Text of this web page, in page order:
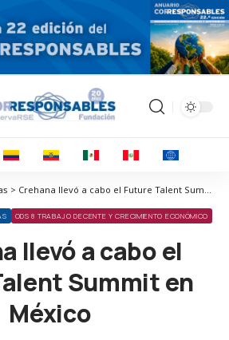
Corresponsables > Noticias > Crehana llevó a cabo el Future Talent Summit en México
ODS 8 TRABAJO DECENTE Y CRECIMIENTO ECONÓMICO
llevó a cabo el
Summit en
México